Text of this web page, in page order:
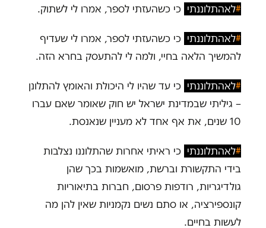
#לאהתלוננתי כי כשהעזתי לספר, אמרו לי לשתוק.
#לאהתלוננתי כי כשהעזתי לספר, אמרו לי שעדיף
להמשיך הלאה בחיי, ולמה לי להתעסק בחרא הזה.
#לאהתלוננתי כי עד שהיו לי היכולת והאומץ להתלונן
– גיליתי שבמדינת ישראל יש חוק שאומר שאם עברו
10 שנים, את אף אחד לא מעניין שנאנסת.
#לאהתלוננתי כי ראיתי אחרות שהתלוננו נצלבות
בידי התקשורת וברשת, מואשמות בכך שהן
גולדיגריות, רודפות פרסום, חברות בתיאוריות
קונספירציה, או סתם נשים נקמניות שאין להן מה
לעשות בחיים.